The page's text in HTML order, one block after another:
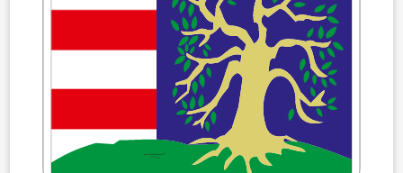
KÖZÖSSÉG
HÍREK
VÁLASZTÁSOK